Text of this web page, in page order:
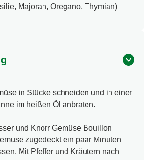
Majoran, Oregano, Thymian)
in Stücke schneiden und in einer
im heißen Öl anbraten.
und Knorr Gemüse Bouillon
zugedeckt ein paar Minuten
Mit Pfeffer und Kräutern nach